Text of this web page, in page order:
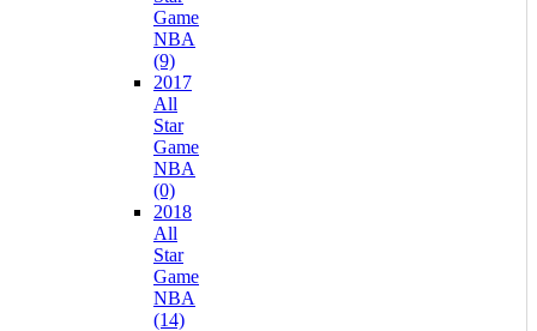
Game
NBA
(9)
2017
All
Star
Game
NBA
(0)
2018
All
Star
Game
NBA
(14)